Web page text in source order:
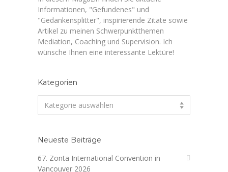
Informationen, "Gefundenes" und
"Gedankensplitter", inspirierende Zitate sowie
Artikel zu meinen Schwerpunktthemen
Mediation, Coaching und Supervision. Ich
wünsche Ihnen eine interessante Lektüre!
Kategorien
Kategorie auswählen
Neueste Beiträge
67. Zonta International Convention in
Vancouver 2026